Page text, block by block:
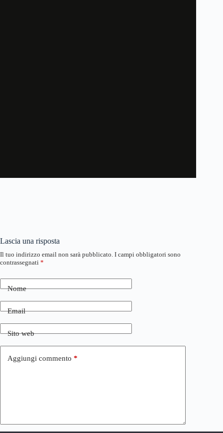
Lascia una risposta
Il tuo indirizzo email non sarà pubblicato. I campi obbligatori sono
contrassegnati *
Nome
Email
Sito web
Aggiungi commento *